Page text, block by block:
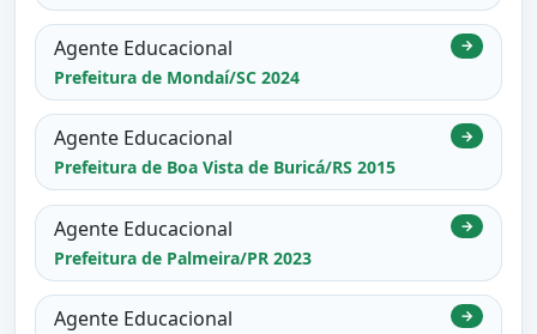
Agente Educacional
Prefeitura de Mondaí/SC 2024
→
Agente Educacional
Prefeitura de Boa Vista de Buricá/RS 2015
→
Agente Educacional
Prefeitura de Palmeira/PR 2023
→
Agente Educacional →